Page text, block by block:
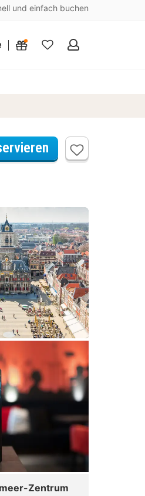
und einfach buchen
Meine
Zentrum